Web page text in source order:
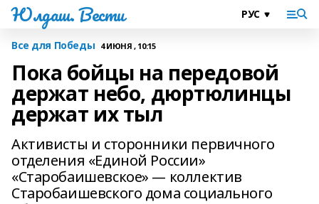
Юлдаш. Вести
Все для Победы 4 ИЮНЯ , 10:15
Пока бойцы на передовой
держат небо, дюртюлинцы
держат их тыл
Активисты и сторонники первичного
отделения «Единой России»
«Старобаишевское» — коллектив
Старобаишевского дома социального